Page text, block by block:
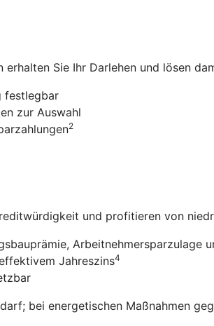
Sie Ihr Darlehen und lösen
festlegbar
zur Auswahl
2
und profitieren von
Arbeitnehmersparzulage
Jahreszins4
bei energetischen Maßnahmen